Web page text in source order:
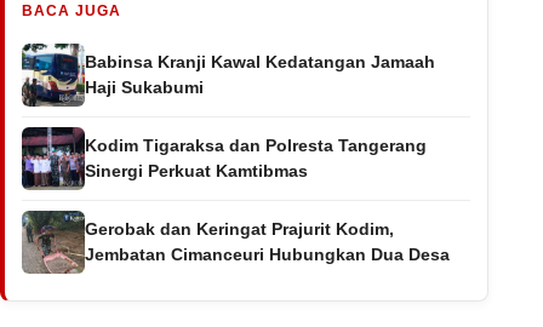
BACA JUGA
Babinsa Kranji Kawal Kedatangan Jamaah
Haji Sukabumi
Kodim Tigaraksa dan Polresta Tangerang
Sinergi Perkuat Kamtibmas
Gerobak dan Keringat Prajurit Kodim,
Jembatan Cimanceuri Hubungkan Dua Desa